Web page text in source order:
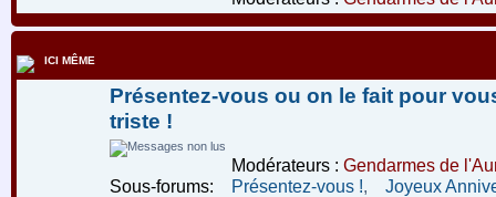
ICI MÊME
Présentez-vous ou on le fait pour
triste !
Modérateurs : Gendarmes de
Sous-forums:
Présentez-vous ! Joyeux